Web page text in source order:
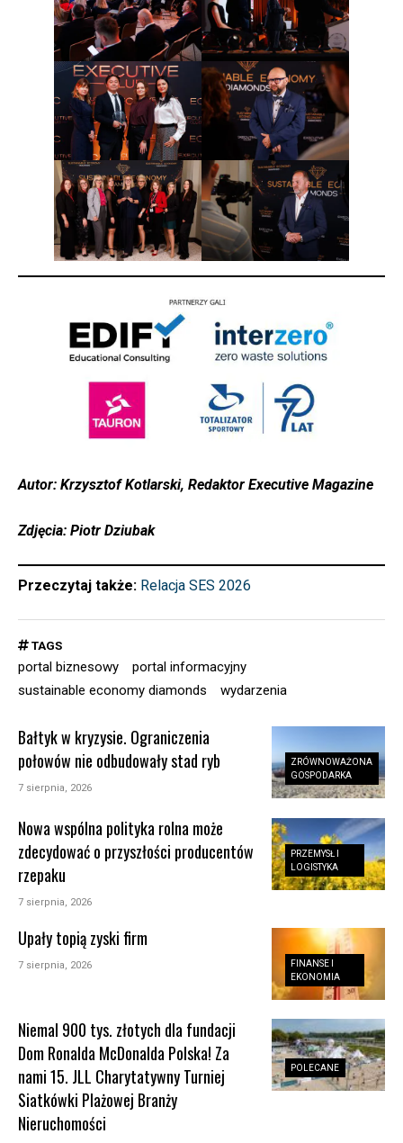
Autor: Krzysztof Kotlarski, Redaktor Executive Magazine
Zdjęcia: Piotr Dziubak
Przeczytaj także: Relacja SES 2026
TAGS
portal biznesowy
portal informacyjny
sustainable economy diamonds
wydarzenia
ZRÓWNOWAŻONA
GOSPODARKA
Bałtyk w kryzysie. Ograniczenia
połowów nie odbudowały stad ryb
7 sierpnia, 2026
PRZEMYSŁ I
LOGISTYKA
Nowa wspólna polityka rolna może
zdecydować o przyszłości producentów
rzepaku
7 sierpnia, 2026
FINANSE I
EKONOMIA
Upały topią zyski firm
7 sierpnia, 2026
POLECANE
Niemal 900 tys. złotych dla fundacji
Dom Ronalda McDonalda Polska! Za
nami 15. JLL Charytatywny Turniej
Siatkówki Plażowej Branży
Nieruchomości